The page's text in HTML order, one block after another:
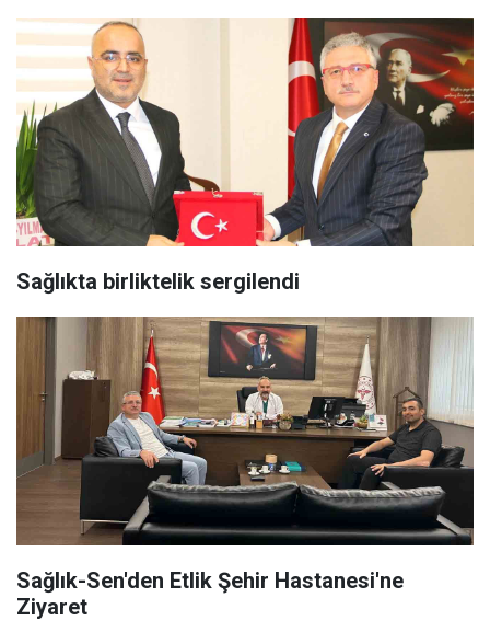
Sağlıkta birliktelik sergilendi
Sağlık-Sen'den Etlik Şehir Hastanesi'ne
Ziyaret